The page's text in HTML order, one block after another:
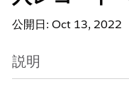
公開日: Oct 13, 2022
説明